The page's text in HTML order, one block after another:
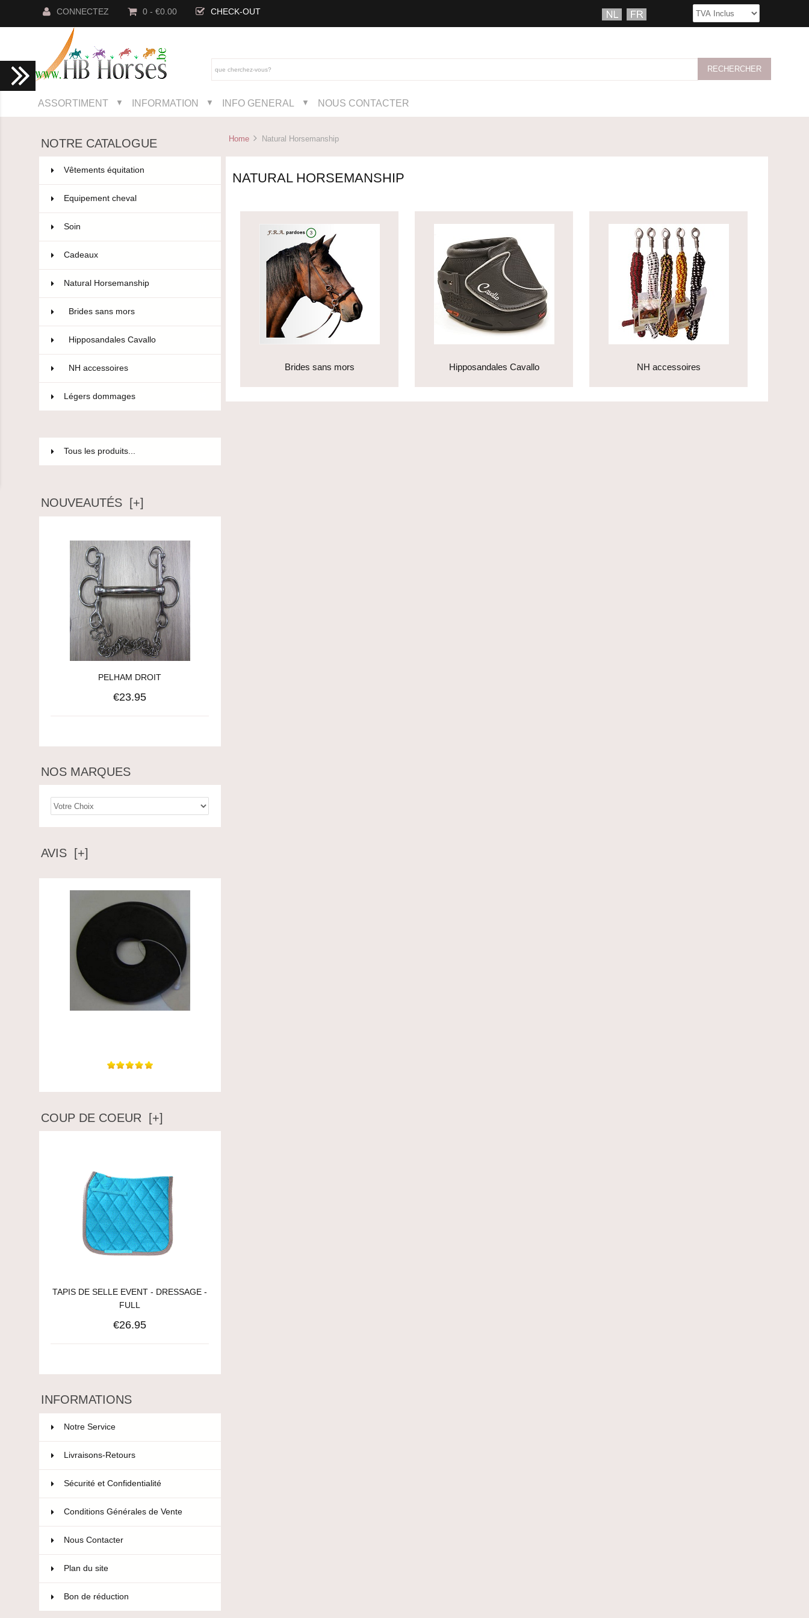
CONNECTEZ 0 - €0.00 CHECK-OUT
ASSORTIMENT ▼ INFORMATION ▼ INFO GENERAL ▼ NOUS CONTACTER
NOTRE CATALOGUE
Vêtements équitation
Equipement cheval
Soin
Cadeaux
Natural Horsemanship
Brides sans mors
Hipposandales Cavallo
NH accessoires
Légers dommages
Tous les produits...
NOUVEAUTÉS [+]
PELHAM DROIT
€23.95
NOS MARQUES
AVIS [+]
COUP DE COEUR [+]
TAPIS DE SELLE EVENT - DRESSAGE -
FULL
€26.95
INFORMATIONS
Notre Service
Livraisons-Retours
Sécurité et Confidentialité
Conditions Générales de Vente
Nous Contacter
Plan du site
Bon de réduction
Home Natural Horsemanship
NATURAL HORSEMANSHIP
Brides sans mors Hipposandales Cavallo NH accessoires